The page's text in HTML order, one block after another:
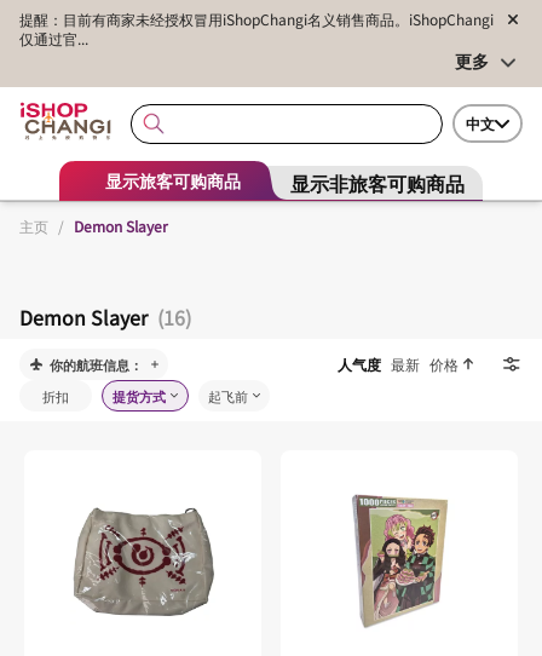
提醒：目前有商家未经授权冒用iShopChangi名义销售商品。iShopChangi
仅通过官...
更多
中文
显示旅客可购商品 显示非旅客可购商品
主页 / Demon Slayer
Demon Slayer (16)
你的航班信息： 人气度 最新 价格
折扣 提货方式 起飞前